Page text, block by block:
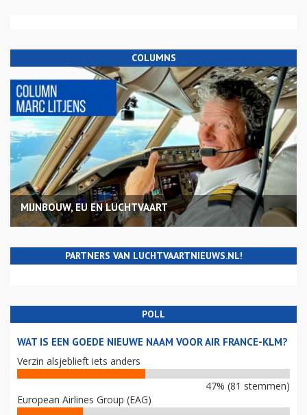
COLUMNS
MIJNBOUW, EU EN LUCHTVAART
PARTNERS VAN LUCHTVAARTNIEUWS.NL!
POLL
WAT IS EEN GOEDE NIEUWE NAAM VOOR AIR FRANCE-KLM?
Verzin alsjeblieft iets anders
47% (81 stemmen)
European Airlines Group (EAG)